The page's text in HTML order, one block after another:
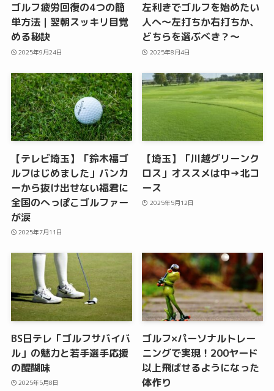
ゴルフ疲労回復の4つの簡
単方法｜翌朝スッキリ目覚
める秘訣
2025年9月24日
左利きでゴルフを始めたい
人へ〜左打ちか右打ちか、
どちらを選ぶべき？〜
2025年8月4日
【テレビ埼玉】「鈴木福ゴ
ルフはじめました」バンカ
ーから抜け出せない福君に
全国のへっぽこゴルファー
が涙
2025年7月11日
【埼玉】「川越グリーンク
ロス」オススメは中→北コ
ース
2025年5月12日
BS日テレ「ゴルフサバイバ
ル」の魅力と若手選手応援
の醍醐味
2025年5月8日
ゴルフ×パーソナルトレー
ニングで実現！200ヤード
以上飛ばせるようになった
体作り